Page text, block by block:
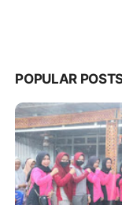
POPULAR